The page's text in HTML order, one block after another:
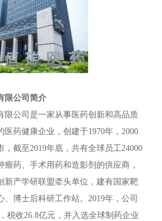
限公司简介
限公司是一家从事医药创新和高品质
药健康企业，创建于1970年，2000
截至2019年底，共有全球员工24000
药、手术用药和造影剂的供应商，
新产学研联盟牵头单位，建有国家靶
博士后科研工作站。2019年，公司
税收26.8亿元，并入选全球制药企业